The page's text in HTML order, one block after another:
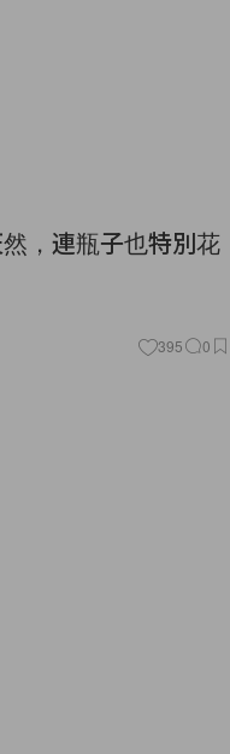
，連瓶子也特別花
395 0